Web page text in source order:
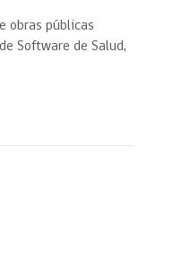
obras públicas
Software de Salud,